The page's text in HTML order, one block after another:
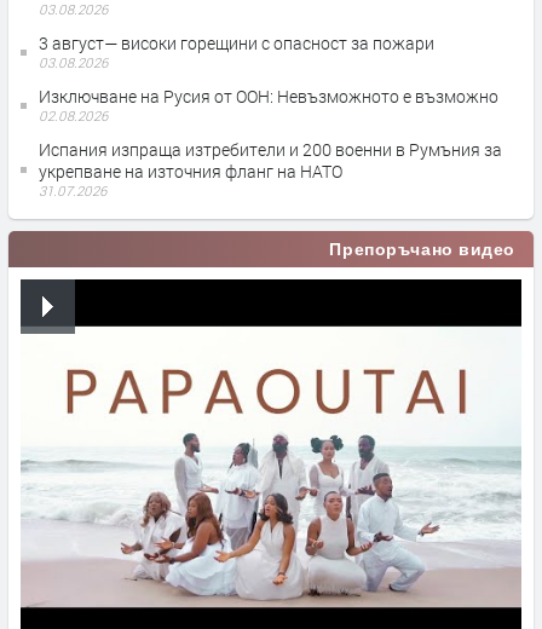
03.08.2026
3 август— високи горещини с опасност за пожари
03.08.2026
Изключване на Русия от ООН: Невъзможното е възможно
02.08.2026
Испания изпраща изтребители и 200 военни в Румъния за
укрепване на източния фланг на НАТО
31.07.2026
Препоръчано видео